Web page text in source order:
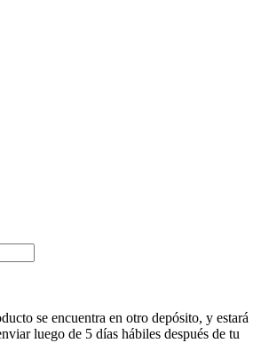
se encuentra en otro depósito, y estará
luego de 5 días hábiles después de tu